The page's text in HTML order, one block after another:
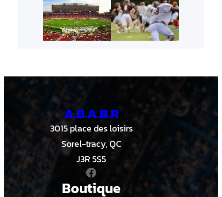
A.B.A.B.R
3015 place des loisirs
Sorel-tracy, QC
J3R 5S5
Facebook
Boutique